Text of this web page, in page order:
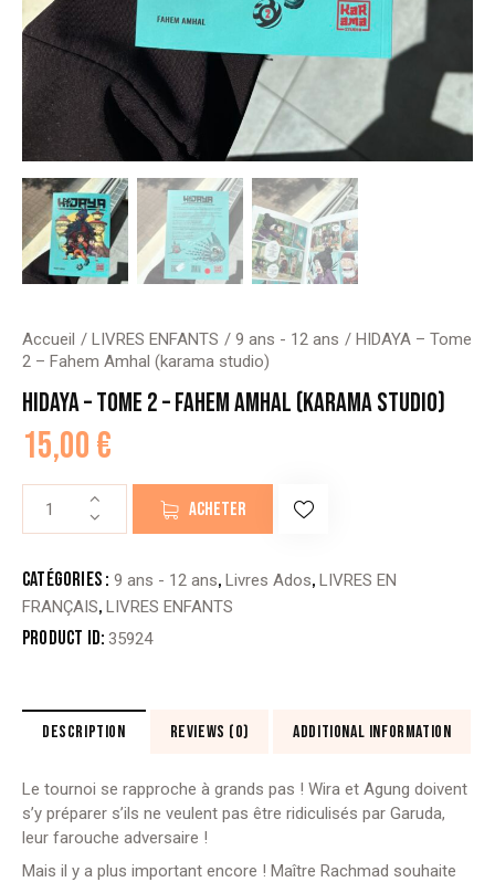
Accueil LIVRES ENFANTS 9 ans - 12 ans
HIDAYA – Tome
2 – Fahem Amhal (karama studio)
HIDAYA – TOME 2 – FAHEM AMHAL (KARAMA STUDIO)
15,00€
-
2
-
(karama
studio)
ACHETER
Catégories : 9 ans - 12 ans,Livres Ados,LIVRES EN
FRANÇAIS,LIVRES ENFANTS
Product ID:35924
DESCRIPTION REVIEWS (0) ADDITIONAL INFORMATION
Le tournoi se rapproche à grands pas ! Wira et Agung doivent
s’y préparer s’ils ne veulent pas être ridiculisés par Garuda,
leur farouche adversaire !
Mais il y a plus important encore ! Maître Rachmad souhaite